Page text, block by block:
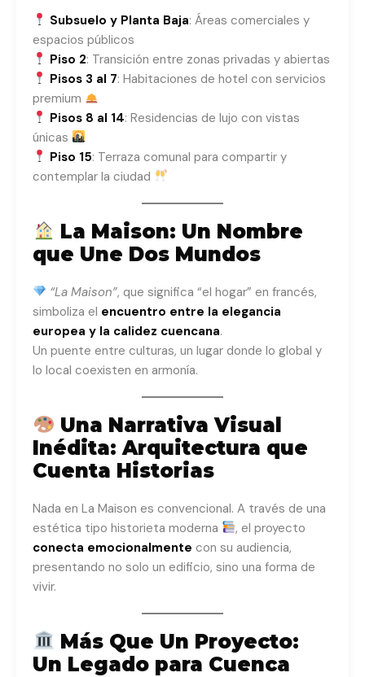
Subsuelo y Planta Baja: Áreas comerciales y
espacios públicos
Piso 2: Transición entre zonas privadas y abiertas
Pisos 3 al 7: Habitaciones de hotel con servicios
premium
Pisos 8 al 14: Residencias de lujo con vistas
únicas
Piso 15: Terraza comunal para compartir y
contemplar la ciudad
La Maison: Un Nombre
que Une Dos Mundos
“La Maison”, que significa “el hogar” en francés,
simboliza el encuentro entre la elegancia
europea y la calidez cuencana.
Un puente entre culturas, un lugar donde lo global y
lo local coexisten en armonía.
Una Narrativa Visual
Inédita: Arquitectura que
Cuenta Historias
Nada en La Maison es convencional. A través de una
estética tipo historieta moderna
, el proyecto
conecta emocionalmente con su audiencia,
presentando no solo un edificio, sino una forma de
vivir.
Más Que Un Proyecto:
Un Legado para Cuenca